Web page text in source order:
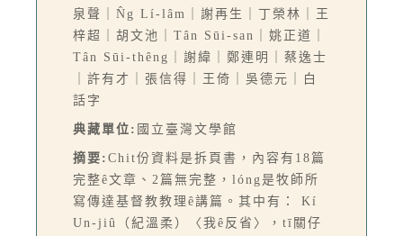
泉聲｜N̂g Lí-lâm｜謝再生｜丁榮林｜王
梓超｜胡文池｜Tân Sūi-san｜姚正道｜
Tân Sūi-thêng｜謝緯｜鄭連明｜蔡逸士
｜許有才｜張信得｜王倚｜吳德元｜白
話字
典藏單位: 國立臺灣文學館
摘要: Chit份資料是拆頁書，內容有18篇
完整ê文章、2篇無完整，lóng是牧師所
寫傳達基督教教理ê講篇。其中有： Kí
Un-jiû（紀溫柔）〈我ê反省〉，tī關仔